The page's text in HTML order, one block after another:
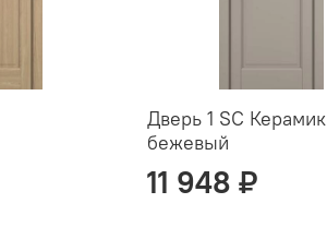
Дверь 1 SC Керамик
бежевый
11 948 ₽